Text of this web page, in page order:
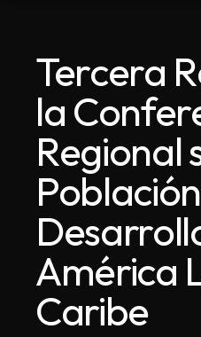
Tercera
la
Regional
América
Caribe